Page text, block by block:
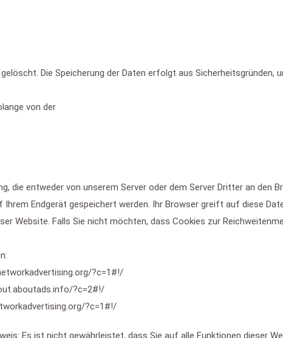
Die Speicherung der Daten erfolgt aus Sicherheitsgründen,
von der
die entweder von unserem Server oder dem Server Dritter an den
Endgerät gespeichert werden. Ihr Browser greift auf diese
Website. Falls Sie nicht möchten, dass Cookies zur
?c=1#!/
?c=2#!/
?c=1#!/
Es ist nicht gewährleistet, dass Sie auf alle Funktionen dieser